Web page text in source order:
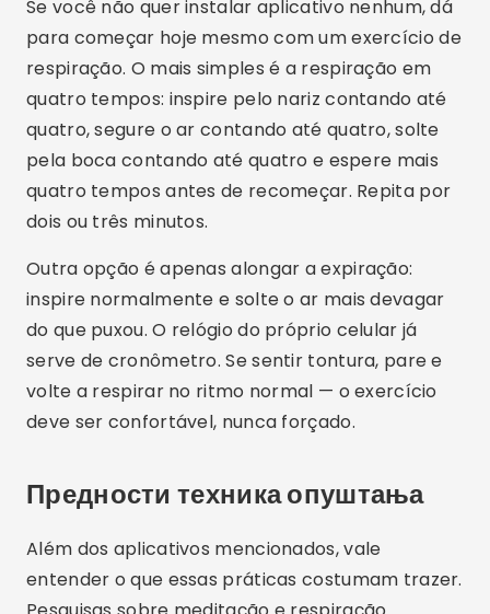
entender o que essas práticas costumam trazer.
Pesquisas sobre meditação e respiração
profunda apontam efeitos como redução da
sensação de tensão e melhora na qualidade do
sono. Os resultados variam de pessoa para
pessoa, e nada disso funciona como remédio:
são hábitos de apoio, que somam ao cuidado
Оглашавање - СпотАдс
Muita gente também relata mais clareza mental
e concentração depois de algumas semanas de
prática. De forma geral, reservar alguns minutos
por dia para desacelerar tende a deixar a rotina
menos pesada. Se, mesmo assim, o estresse
um médico ou psicólogo.
Честа питања о смањењу стреса